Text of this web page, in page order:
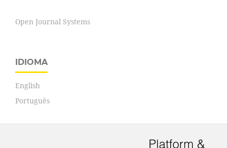
Open Journal Systems
IDIOMA
English
Português